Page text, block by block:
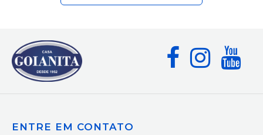
ENTRE EM CONTATO